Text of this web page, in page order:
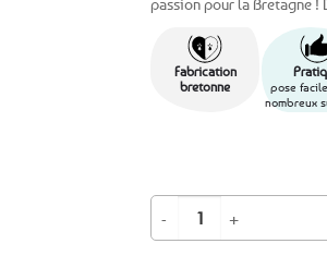
passion pour la Bretagne !
Fabrication
bretonne
pose
nombreux
quantité de Autocollant